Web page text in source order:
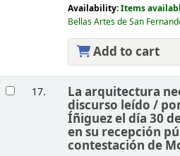
Availability:Items
Bellas Artes de San
Add to cart
17. La arquitectura
discurso leído /
Íñiguez el día 30
en su recepción
contestación de